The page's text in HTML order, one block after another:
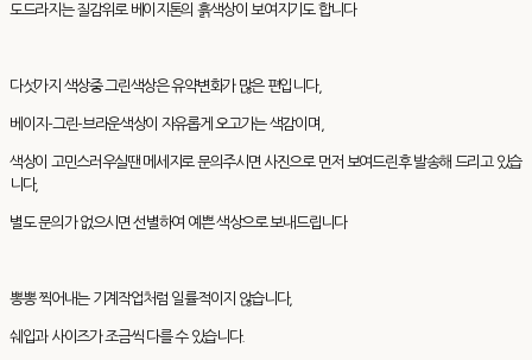
도드라지는 질감위로 베이지톤의 흙색상이 보여지기도 합니다
다섯가지 색상중 그린색상은 유약변화가 많은 편입니다,
베이지-그린-브라운색상이 자유롭게 오고가는 색감이며,
색상이 고민스러우실땐 메세지로 문의주시면 사진으로 먼저 보여드린후 발송해 드리고 있습
니다,
별도 문의가 없으시면 선별하여 예쁜 색상으로 보내드립니다
뽕뽕 찍어내는 기계작업처럼 일률적이지 않습니다,
쉐입과 사이즈가 조금씩 다를 수 있습니다.